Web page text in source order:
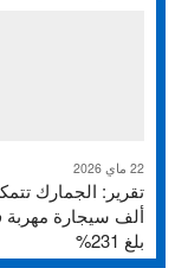
22 ماي 2026
بلغ 231%